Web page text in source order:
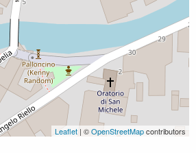
Leaflet | ©OpenStreetMapcontributors